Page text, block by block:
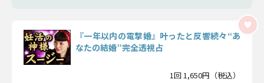
『一年以内の電撃婚』叶ったと反響続々“あ
なたの結婚”完全透視占
1回 1,650円（税込）